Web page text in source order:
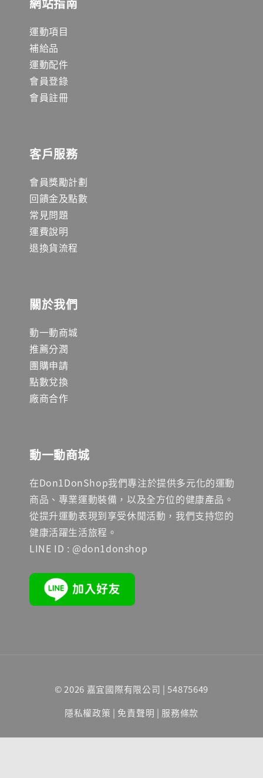
運動項目
補給品
運動配件
會員登錄
會員註冊
客戶服務
會員獎勵計劃
回饋金及點數
常見問題
運費說明
退換貨流程
關於我們
動一動商城
推薦分潤
團購申請
點數兌換
廠商合作
動一動商城
在Don1DonShop我們專注於提供多元化的運動
商品、專業運動裝備，以及全方位的健康產品。
從提升運動表現到享受休閒活動，我們支持您的
健康活躍生活旅程。
LINE ID : @don1donshop
© 2026 嘉宜國際有限公司 | 54875649
隱私權政策 | 免責聲明 | 服務條款